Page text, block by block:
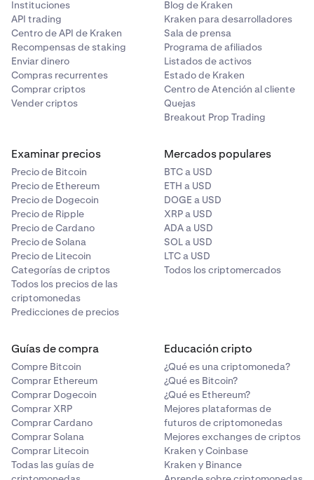
Instituciones
API trading
Centro de API de Kraken
Recompensas de staking
Enviar dinero
Compras recurrentes
Comprar criptos
Vender criptos
Blog de Kraken
Kraken para desarrolladores
Sala de prensa
Programa de afiliados
Listados de activos
Estado de Kraken
Centro de Atención al cliente
Quejas
Breakout Prop Trading
Examinar precios
Precio de Bitcoin
Precio de Ethereum
Precio de Dogecoin
Precio de Ripple
Precio de Cardano
Precio de Solana
Precio de Litecoin
Categorías de criptos
Todos los precios de las
criptomonedas
Predicciones de precios
Mercados populares
BTC a USD
ETH a USD
DOGE a USD
XRP a USD
ADA a USD
SOL a USD
LTC a USD
Todos los criptomercados
Guías de compra
Compre Bitcoin
Comprar Ethereum
Comprar Dogecoin
Comprar XRP
Comprar Cardano
Comprar Solana
Comprar Litecoin
Todas las guías de
Educación cripto
¿Qué es una criptomoneda?
¿Qué es Bitcoin?
¿Qué es Ethereum?
Mejores plataformas de
futuros de criptomonedas
Mejores exchanges de criptos
Kraken y Coinbase
Kraken y Binance